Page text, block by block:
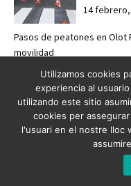
14 febrero,
Pasos de peatones en Olot
movilidad
7 febrero,
Mejorando la seguridad
Utilizamos cookies
experiencia al
utilizando este sitio
cookies per
l'usuari en el nostre lloc